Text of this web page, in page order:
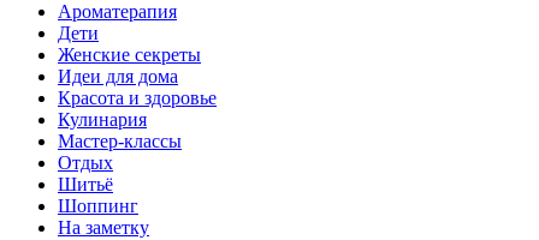
Ароматерапия
Дети
Женские секреты
Идеи для дома
Красота и здоровье
Кулинария
Мастер-классы
Отдых
Шитьё
Шоппинг
На заметку